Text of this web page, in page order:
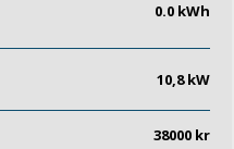
0.0 kWh
38000 kr
10,8 kW